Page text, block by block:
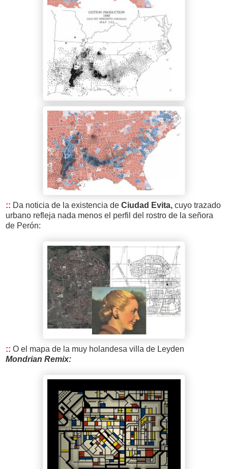
:: Da noticia de la existencia de Ciudad Evita, cuyo trazado
urbano refleja nada menos el perfil del rostro de la señora
de Perón:
:: O el mapa de la muy holandesa villa de Leyden
Mondrian Remix: